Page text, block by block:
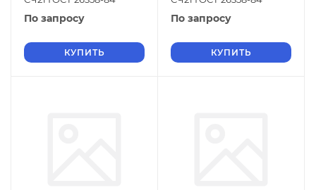
По запросу
КУПИТЬ
По запросу
КУПИТЬ